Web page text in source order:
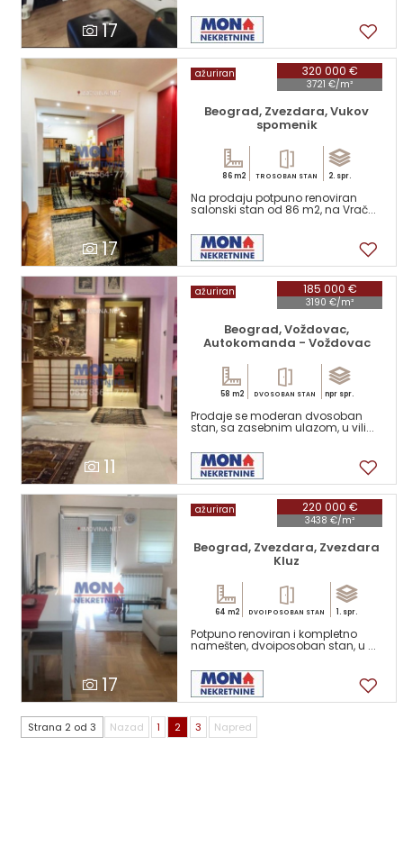
17
17
320 000 €
3721 €/m²
ažuriran
Beograd, Zvezdara, Vukov
spomenik
86 m2 TROSOBAN STAN 2. spr.
Na prodaju potpuno renoviran
salonski stan od 86 m2, na Vrač...
11
185 000 €
3190 €/m²
ažuriran
Beograd, Voždovac,
Autokomanda - Voždovac
58 m2 DVOSOBAN STAN npr spr.
Prodaje se moderan dvosoban
stan, sa zasebnim ulazom, u vili...
17
220 000 €
3438 €/m²
ažuriran
Beograd, Zvezdara, Zvezdara
Kluz
64 m2 DVOIPOSOBAN STAN 1. spr.
Potpuno renoviran i kompletno
namešten, dvoiposoban stan, u ...
Strana 2 od 3 Nazad 1 2 3 Napred